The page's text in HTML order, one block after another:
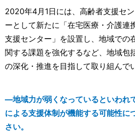
2020年4月1日には、高齢者支援セ
ーとして新たに「在宅医療・介護連
支援センター」を設置し、地域での
関する課題を強化するなど、地域包
の深化・推進を目指して取り組んで
―地域力が弱くなっているといわれ
による支援体制が機能する可能性に
さい。